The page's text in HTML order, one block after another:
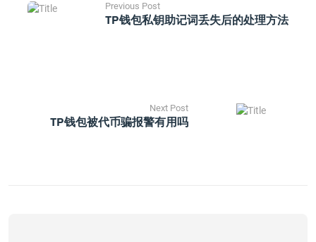
Previous Post
TP钱包私钥助记词丢失后的处理方法
Next Post
TP钱包被代币骗报警有用吗